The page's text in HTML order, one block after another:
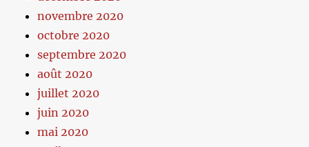
novembre 2020
octobre 2020
septembre 2020
août 2020
juillet 2020
juin 2020
mai 2020